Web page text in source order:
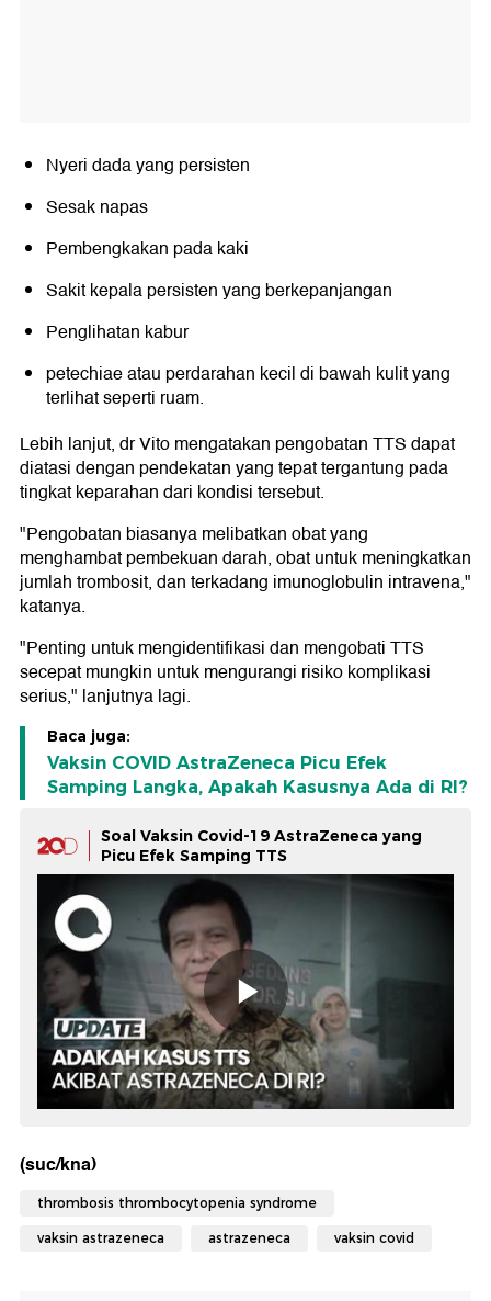
Nyeri dada yang persisten
Sesak napas
Pembengkakan pada kaki
Sakit kepala persisten yang berkepanjangan
Penglihatan kabur
petechiae atau perdarahan kecil di bawah kulit yang
terlihat seperti ruam.
Lebih lanjut, dr Vito mengatakan pengobatan TTS dapat
diatasi dengan pendekatan yang tepat tergantung pada
tingkat keparahan dari kondisi tersebut.
"Pengobatan biasanya melibatkan obat yang
menghambat pembekuan darah, obat untuk meningkatkan
jumlah trombosit, dan terkadang imunoglobulin intravena,"
katanya.
"Penting untuk mengidentifikasi dan mengobati TTS
secepat mungkin untuk mengurangi risiko komplikasi
serius," lanjutnya lagi.
Baca juga:
Vaksin COVID AstraZeneca Picu Efek
Samping Langka, Apakah Kasusnya Ada di RI?
Soal Vaksin Covid-19 AstraZeneca yang
Picu Efek Samping TTS
(suc/kna)
thrombosis thrombocytopenia syndrome
vaksin astrazeneca astrazeneca vaksin covid